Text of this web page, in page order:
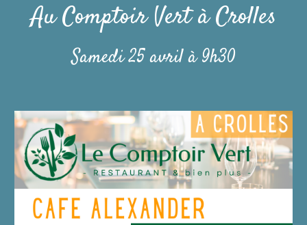
Au Comptoir Vert à Crolles
Samedi 25 avrilà9h30